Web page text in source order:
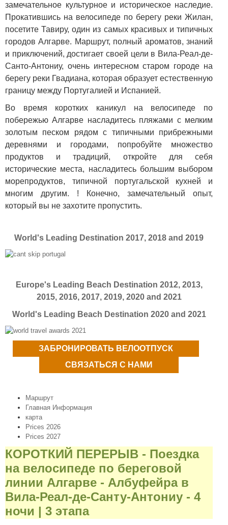
замечательное культурное и историческое наследие.
Прокатившись на велосипеде по берегу реки Жилан,
посетите Тавиру, один из самых красивых и типичных
городов Алгарве. Маршрут, полный ароматов, знаний
и приключений, достигает своей цели в Вила-Реал-де-
Санто-Антониу, очень интересном старом городе на
берегу реки Гвадиана, которая образует естественную
границу между Португалией и Испанией.
Во время коротких каникул на велосипеде по
побережью Алгарве насладитесь пляжами с мелким
золотым песком рядом с типичными прибрежными
деревнями и городами, попробуйте множество
продуктов и традиций, откройте для себя
исторические места, насладитесь большим выбором
морепродуктов, типичной португальской кухней и
многим другим. ! Конечно, замечательный опыт,
который вы не захотите пропустить.
World's Leading Destination 2017, 2018 and 2019
Europe's Leading Beach Destination 2012, 2013,
2015, 2016, 2017, 2019, 2020 and 2021
World's Leading Beach Destination 2020 and 2021
ЗАБРОНИРОВАТЬ ВЕЛООТПУСК
СВЯЗАТЬСЯ С НАМИ
Маршрут
Главная Информация
карта
Prices 2026
Prices 2027
КОРОТКИЙ ПЕРЕРЫВ - Поездка
на велосипеде по береговой
линии Алгарве - Албуфейра в
Вила-Реал-де-Санту-Антониу - 4
ночи | 3 этапа